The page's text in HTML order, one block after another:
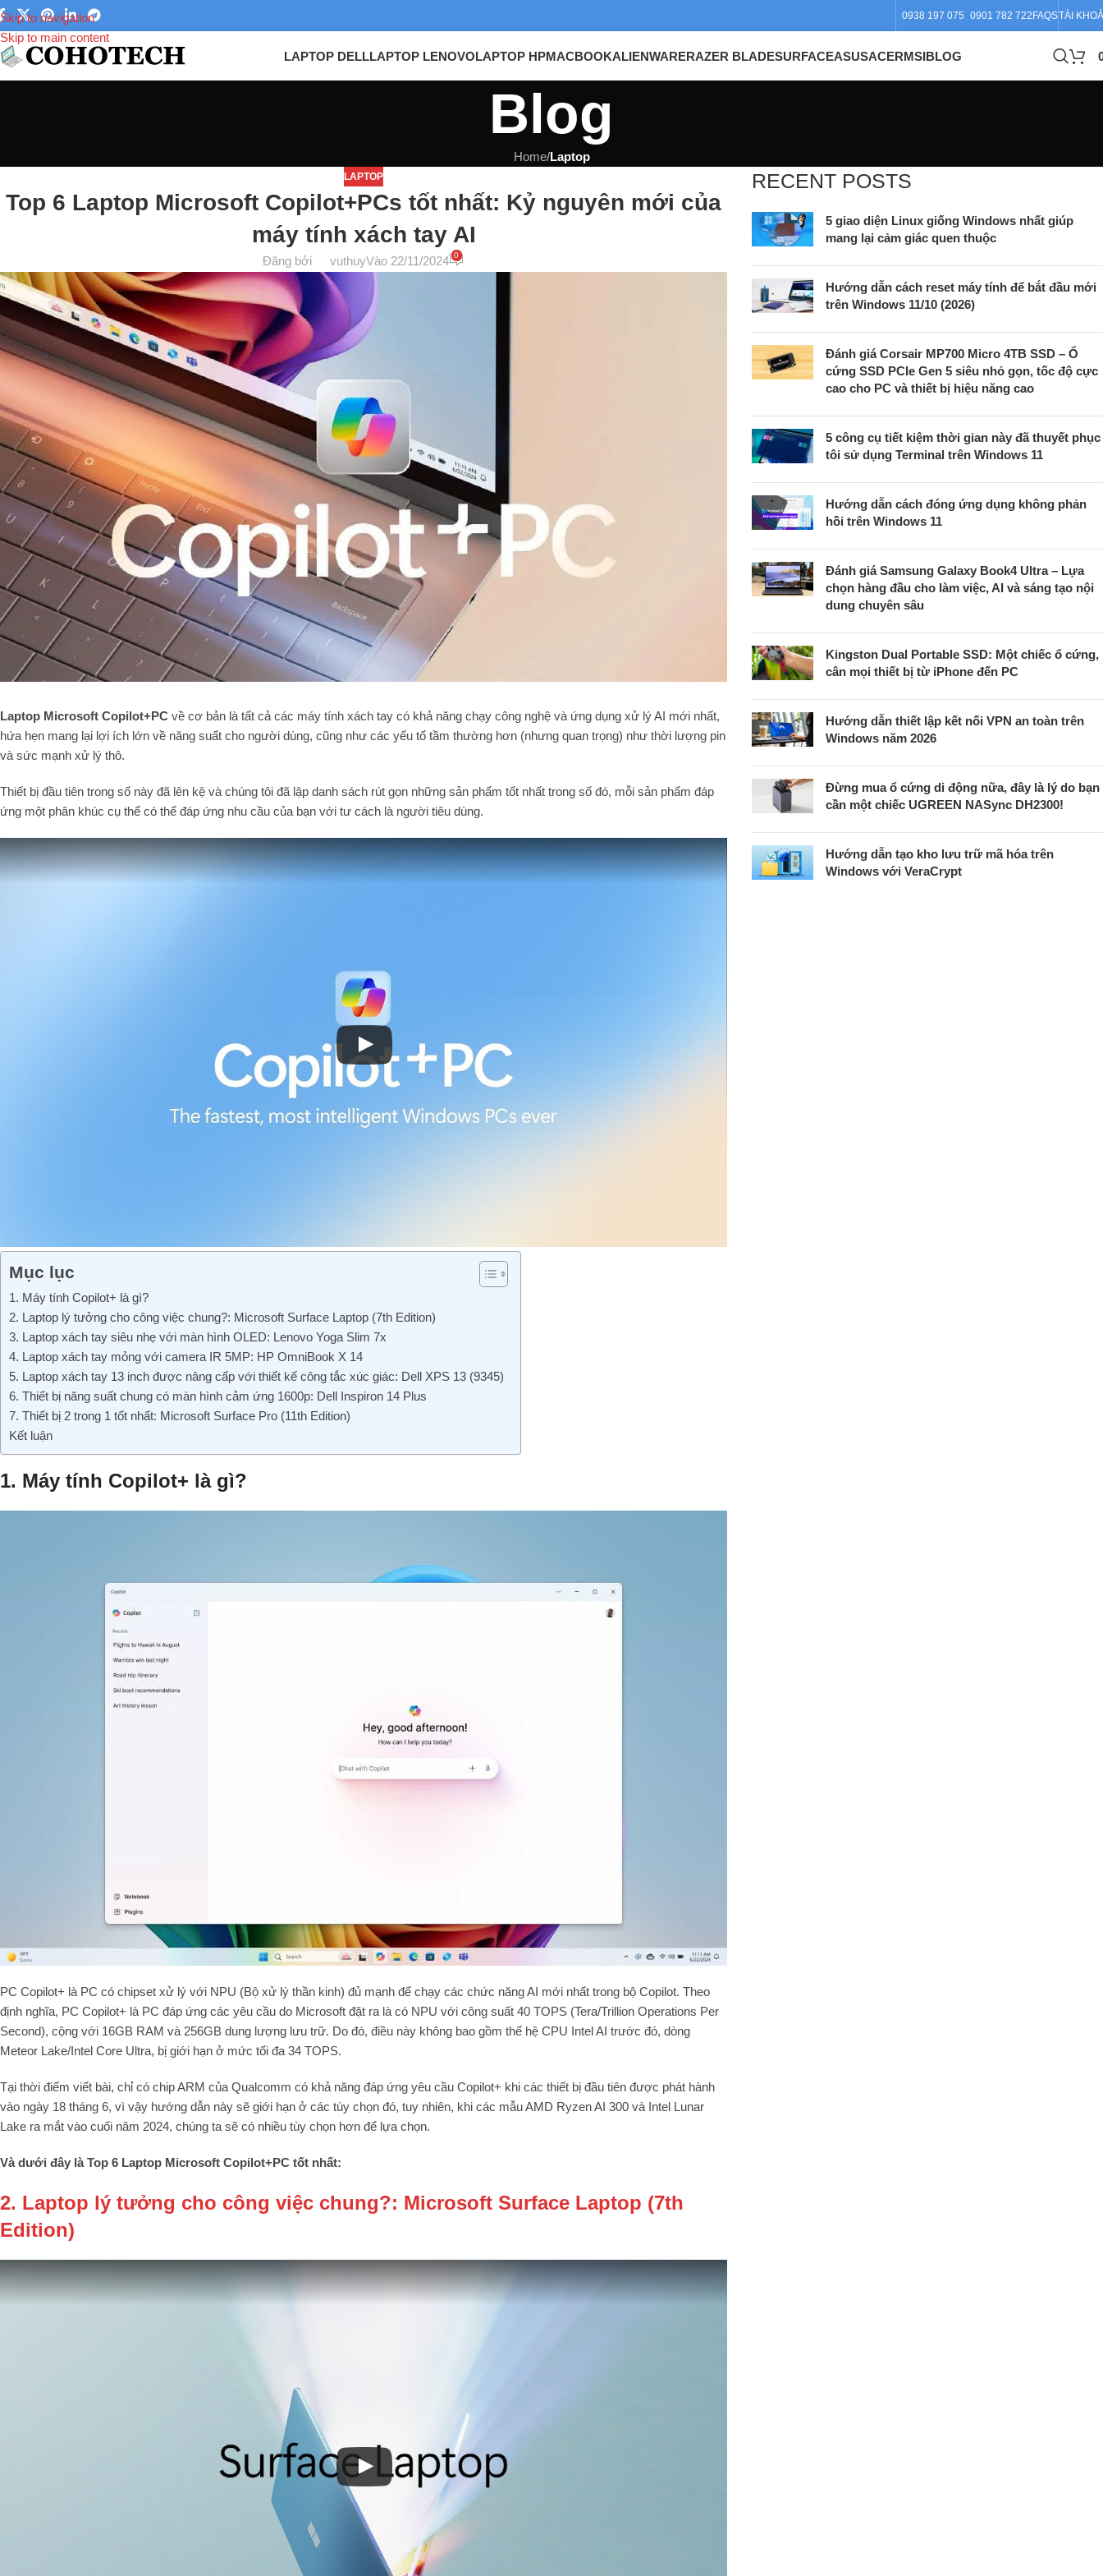
Skip to navigation
Skip to main content
0938 197 075 0901 782 722 FAQSTÀI
LAPTOP DELLLAPTOP LENOVOLAPTOP HPMACBOOKALIENWARERAZER BLADESURFACEASUSACERMSIBLOG
Blog
Home/Laptop
LAPTOP
Top 6 Laptop Microsoft Copilot+PCs tốt nhất: Kỷ nguyên mới của
máy tính xách tay AI
Đăng bởi vuthuyVào 22/11/2024 0
Laptop Microsoft Copilot+PC về cơ bản là tất cả các máy tính xách tay có khả năng chạy công nghệ và ứng dụng xử lý AI mới nhất,
hứa hẹn mang lại lợi ích lớn về năng suất cho người dùng, cũng như các yếu tố tầm thường hơn (nhưng quan trọng) như thời lượng pin
và sức mạnh xử lý thô.
Thiết bị đầu tiên trong số này đã lên kệ và chúng tôi đã lập danh sách rút gọn những sản phẩm tốt nhất trong số đó, mỗi sản phẩm đáp
ứng một phân khúc cụ thể có thể đáp ứng nhu cầu của bạn với tư cách là người tiêu dùng.
Mục lục
1. Máy tính Copilot+ là gì?
2. Laptop lý tưởng cho công việc chung?: Microsoft Surface Laptop (7th Edition)
3. Laptop xách tay siêu nhẹ với màn hình OLED: Lenovo Yoga Slim 7x
4. Laptop xách tay mỏng với camera IR 5MP: HP OmniBook X 14
5. Laptop xách tay 13 inch được nâng cấp với thiết kế công tắc xúc giác: Dell XPS 13 (9345)
6. Thiết bị năng suất chung có màn hình cảm ứng 1600p: Dell Inspiron 14 Plus
7. Thiết bị 2 trong 1 tốt nhất: Microsoft Surface Pro (11th Edition)
Kết luận
1. Máy tính Copilot+ là gì?
PC Copilot+ là PC có chipset xử lý với NPU (Bộ xử lý thần kinh) đủ mạnh để chạy các chức năng AI mới nhất trong bộ Copilot. Theo
định nghĩa, PC Copilot+ là PC đáp ứng các yêu cầu do Microsoft đặt ra là có NPU với công suất 40 TOPS (Tera/Trillion Operations Per
Second), cộng với 16GB RAM và 256GB dung lượng lưu trữ. Do đó, điều này không bao gồm thế hệ CPU Intel AI trước đó, dòng
Meteor Lake/Intel Core Ultra, bị giới hạn ở mức tối đa 34 TOPS.
Tại thời điểm viết bài, chỉ có chip ARM của Qualcomm có khả năng đáp ứng yêu cầu Copilot+ khi các thiết bị đầu tiên được phát hành
vào ngày 18 tháng 6, vì vậy hướng dẫn này sẽ giới hạn ở các tùy chọn đó, tuy nhiên, khi các mẫu AMD Ryzen AI 300 và Intel Lunar
Lake ra mắt vào cuối năm 2024, chúng ta sẽ có nhiều tùy chọn hơn để lựa chọn.
Và dưới đây là Top 6 Laptop Microsoft Copilot+PC tốt nhất:
2. Laptop lý tưởng cho công việc chung?: Microsoft Surface Laptop (7th
Edition)
RECENT POSTS
5 giao diện Linux giống Windows nhất giúp
mang lại cảm giác quen thuộc
Hướng dẫn cách reset máy tính để bắt đầu mới
trên Windows 11/10 (2026)
Đánh giá Corsair MP700 Micro 4TB SSD – Ổ
cứng SSD PCIe Gen 5 siêu nhỏ gọn, tốc độ cực
cao cho PC và thiết bị hiệu năng cao
5 công cụ tiết kiệm thời gian này đã thuyết phục
tôi sử dụng Terminal trên Windows 11
Hướng dẫn cách đóng ứng dụng không phản
hồi trên Windows 11
Đánh giá Samsung Galaxy Book4 Ultra – Lựa
chọn hàng đầu cho làm việc, AI và sáng tạo nội
dung chuyên sâu
Kingston Dual Portable SSD: Một chiếc ổ cứng,
cân mọi thiết bị từ iPhone đến PC
Hướng dẫn thiết lập kết nối VPN an toàn trên
Windows năm 2026
Đừng mua ổ cứng di động nữa, đây là lý do bạn
cần một chiếc UGREEN NASync DH2300!
Hướng dẫn tạo kho lưu trữ mã hóa trên
Windows với VeraCrypt